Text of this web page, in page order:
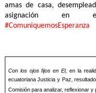
amas de casa,
asignación en el
#ComuniquemosEsperanza
Con los ojos fijos en El, en la
ecuatoriana Justicia y Paz,
Comisión para analizar, reflexionar